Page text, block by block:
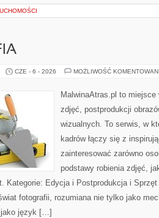
CZE - 6 - 2026 MOŻLIWOŚĆ
MalwinaAtras.pl to
zdjęć, postprodukcji
wizualnych. To serwis, w
kadrów łączy się z
zainteresować zarówno
podstawy robienia zdjęć,
Kategorie: Edycja i Postprodukcja i Sprzęt
fotografii, rozumiana nie tylko jako
jako język […]